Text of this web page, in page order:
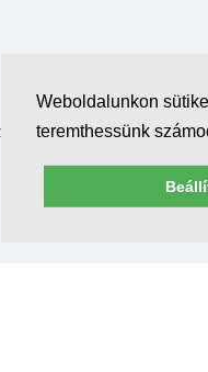
Weboldalunkon
teremthessünk